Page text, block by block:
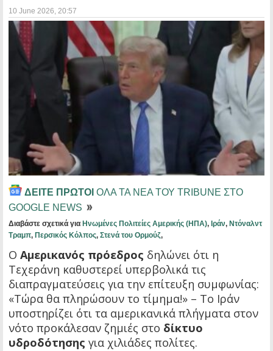
10 June 2026 , 20:57
ΔΕΙΤΕ ΠΡΩΤΟΙ ΟΛΑ ΤΑ ΝΕΑ ΤΟΥ TRIBUNE ΣΤΟ
GOOGLE NEWS
Διαβάστε σχετικά για Ηνωμένες Πολιτείες Αμερικής (ΗΠΑ), Ιράν, Ντόναλντ
Τραμπ, Περσικός Κόλπος, Στενά του Ορμούζ,
Ο Αμερικανός πρόεδρος δηλώνει ότι η
Τεχεράνη καθυστερεί υπερβολικά τις
διαπραγματεύσεις για την επίτευξη συμφωνίας:
«Τώρα θα πληρώσουν το τίμημα!» – Το Ιράν
υποστηρίζει ότι τα αμερικανικά πλήγματα στον
νότο προκάλεσαν ζημιές στο δίκτυο
υδροδότησης για χιλιάδες πολίτες.